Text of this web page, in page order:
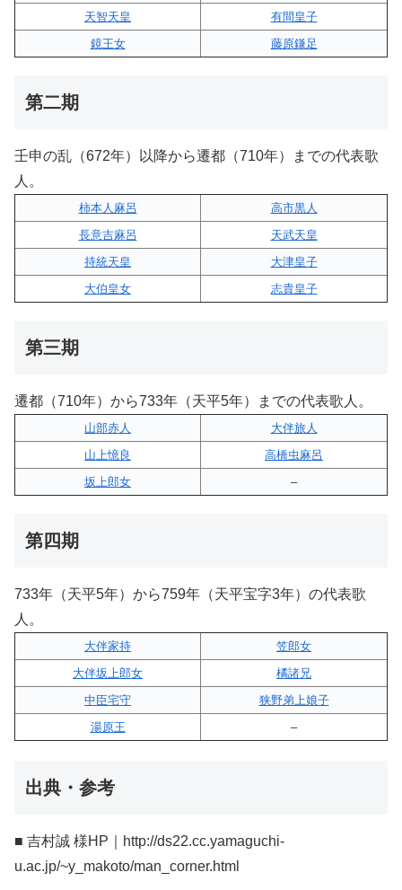
天智天皇
有間皇子
鏡王女
藤原鎌足
第二期
壬申の乱（672年）以降から遷都（710年）までの代表歌
人。
柿本人麻呂
高市黒人
長意吉麻呂
天武天皇
持統天皇
大津皇子
大伯皇女
志貴皇子
第三期
遷都（710年）から733年（天平5年）までの代表歌人。
山部赤人
大伴旅人
山上憶良
高橋虫麻呂
坂上郎女
–
第四期
733年（天平5年）から759年（天平宝字3年）の代表歌
人。
大伴家持
笠郎女
大伴坂上郎女
橘諸兄
中臣宅守
狭野弟上娘子
湯原王
–
出典・参考
■ 吉村誠 様HP｜http://ds22.cc.yamaguchi-
u.ac.jp/~y_makoto/man_corner.html